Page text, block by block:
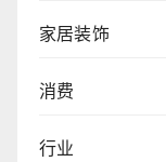
家居装饰
消费
行业